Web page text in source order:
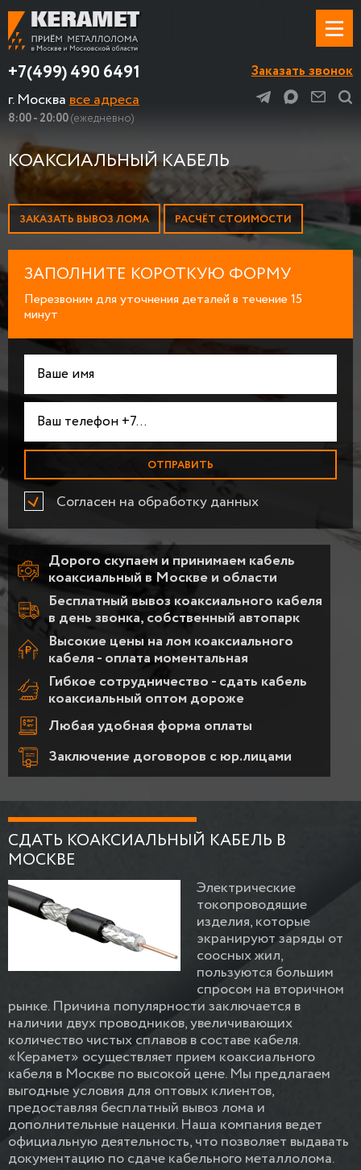
+7(499) 490 6491
г. Москвавсе адреса
8:00 - 20:00(ежедневно)
Заказать звонок
КОАКСИАЛЬНЫЙ КАБЕЛЬ
ЗАКАЗАТЬ ВЫВОЗ ЛОМА РАСЧЁТ СТОИМОСТИ
Дорого скупаем и принимаем кабель
коаксиальный в Москве и области
Бесплатный вывоз коаксиального кабеля
в день звонка, собственный автопарк
Высокие цены на лом коаксиального
кабеля - оплата моментальная
Гибкое сотрудничество - сдать кабель
коаксиальный оптом дороже
Любая удобная форма оплаты
Заключение договоров с юр.лицами
ЗАПОЛНИТЕ КОРОТКУЮ ФОРМУ
Перезвоним для уточнения деталей в течение 15
минут
Согласен на обработку данных
СДАТЬ КОАКСИАЛЬНЫЙ КАБЕЛЬ В
МОСКВЕ
Электрические
токопроводящие
изделия, которые
экранируют заряды от
соосных жил,
пользуются большим
спросом на вторичном
рынке. Причина популярности заключается в
наличии двух проводников, увеличивающих
количество чистых сплавов в составе кабеля.
«Керамет» осуществляет прием коаксиального
кабеля в Москве по высокой цене. Мы предлагаем
выгодные условия для оптовых клиентов,
предоставляя бесплатный вывоз лома и
дополнительные наценки. Наша компания ведет
официальную деятельность, что позволяет выдавать
документацию по сдаче кабельного металлолома.